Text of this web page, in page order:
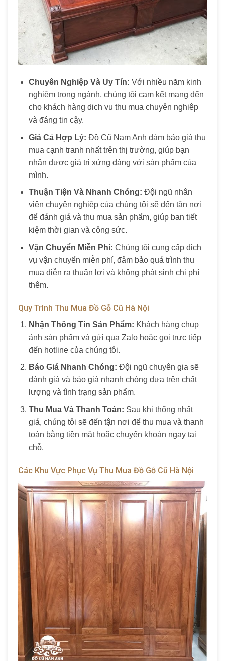
Chuyên Nghiệp Và Uy Tín: Với nhiều năm kinh
nghiệm trong ngành, chúng tôi cam kết mang đến
cho khách hàng dịch vụ thu mua chuyên nghiệp
và đáng tin cậy.
Giá Cả Hợp Lý: Đồ Cũ Nam Anh đảm bảo giá thu
mua cạnh tranh nhất trên thị trường, giúp bạn
nhận được giá trị xứng đáng với sản phẩm của
mình.
Thuận Tiện Và Nhanh Chóng: Đội ngũ nhân
viên chuyên nghiệp của chúng tôi sẽ đến tận nơi
để đánh giá và thu mua sản phẩm, giúp bạn tiết
kiệm thời gian và công sức.
Vận Chuyển Miễn Phí: Chúng tôi cung cấp dịch
vụ vận chuyển miễn phí, đảm bảo quá trình thu
mua diễn ra thuận lợi và không phát sinh chi phí
thêm.
Quy Trình Thu Mua Đồ Gỗ Cũ Hà Nội
Nhận Thông Tin Sản Phẩm: Khách hàng chụp
ảnh sản phẩm và gửi qua Zalo hoặc gọi trực tiếp
đến hotline của chúng tôi.
Báo Giá Nhanh Chóng: Đội ngũ chuyên gia sẽ
đánh giá và báo giá nhanh chóng dựa trên chất
lượng và tình trạng sản phẩm.
Thu Mua Và Thanh Toán: Sau khi thống nhất
giá, chúng tôi sẽ đến tận nơi để thu mua và thanh
toán bằng tiền mặt hoặc chuyển khoản ngay tại
chỗ.
Các Khu Vực Phục Vụ Thu Mua Đồ Gỗ Cũ Hà Nội